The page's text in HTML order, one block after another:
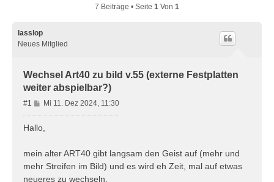
7 Beiträge • Seite 1 Von 1
lasslop
Neues Mitglied
Wechsel Art40 zu bild v.55 (externe Festplatten
weiter abspielbar?)
#1
B
e
a
g
Mi 11. Dez 2024, 11:30
Hallo,
mein alter ART40 gibt langsam den Geist auf (mehr und
mehr Streifen im Bild) und es wird eh Zeit, mal auf etwas
neueres zu wechseln.